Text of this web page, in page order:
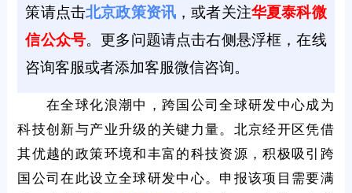
策请点击北京政策资讯 ，或者关注华夏泰科微
信公众号。更多问题请点击右侧悬浮框，在线
咨询客服或者添加客服微信咨询。
在全球化浪潮中，跨国公司全球研发中心成为
科技创新与产业升级的关键力量。北京经开区凭借
其优越的政策环境和丰富的科技资源，积极吸引跨
国公司在此设立全球研发中心。申报该项目需要满